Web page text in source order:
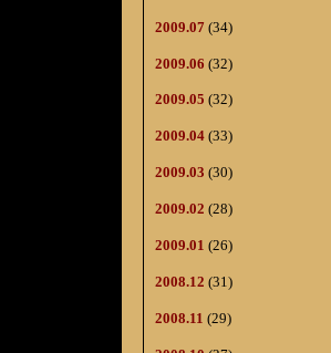
2009.07 (34)
2009.06 (32)
2009.05 (32)
2009.04 (33)
2009.03 (30)
2009.02 (28)
2009.01 (26)
2008.12 (31)
2008.11 (29)